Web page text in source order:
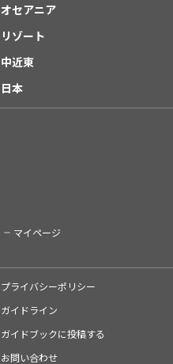
オセアニア
リゾート
中近東
日本
マイページ
プライバシーポリシー
ガイドライン
ガイドブックに投稿する
お問い合わせ